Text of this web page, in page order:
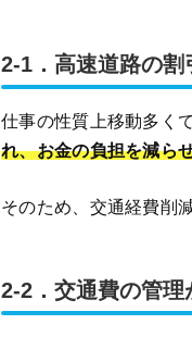
2-1．高速道路の割
仕事の性質上移動多く
れ、お金の負担を減ら
そのため、交通経費削
2-2．交通費の管理